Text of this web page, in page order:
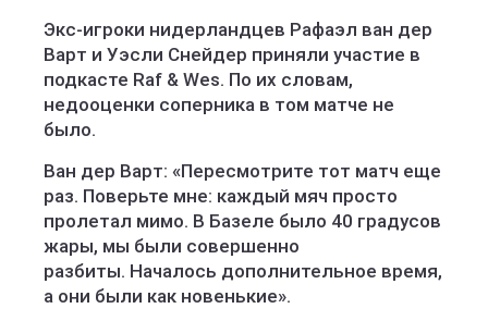
Экс-игроки нидерландцев Рафаэл ван дер
Варт и Уэсли Снейдер приняли участие в
подкасте Raf & Wes. По их словам,
недооценки соперника в том матче не
было.
Ван дер Варт: «Пересмотрите тот матч еще
раз. Поверьте мне: каждый мяч просто
пролетал мимо. В Базеле было 40 градусов
жары, мы были совершенно
разбиты. Началось дополнительное время,
а они были как новенькие».